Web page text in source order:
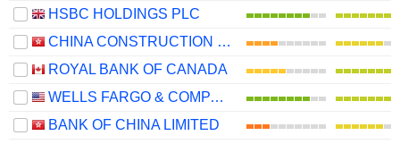
HSBC HOLDINGS PLC
CHINA CONSTRUCTION BANK CORPORATION
ROYAL BANK OF CANADA
WELLS FARGO & COMPANY
BANK OF CHINA LIMITED